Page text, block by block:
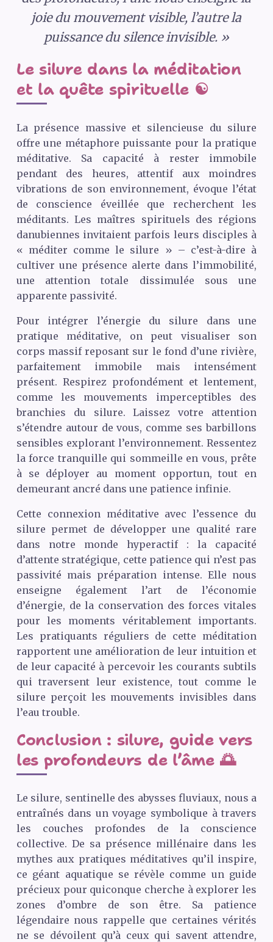
joie du mouvement visible, l’autre la
puissance du silence invisible. »
Le silure dans la méditation
et la quête spirituelle ☯️
La présence massive et silencieuse du silure
offre une métaphore puissante pour la pratique
méditative. Sa capacité à rester immobile
pendant des heures, attentif aux moindres
vibrations de son environnement, évoque l’état
de conscience éveillée que recherchent les
méditants. Les maîtres spirituels des régions
danubiennes invitaient parfois leurs disciples à
« méditer comme le silure » – c’est-à-dire à
cultiver une présence alerte dans l’immobilité,
une attention totale dissimulée sous une
apparente passivité.
Pour intégrer l’énergie du silure dans une
pratique méditative, on peut visualiser son
corps massif reposant sur le fond d’une rivière,
parfaitement immobile mais intensément
présent. Respirez profondément et lentement,
comme les mouvements imperceptibles des
branchies du silure. Laissez votre attention
s’étendre autour de vous, comme ses barbillons
sensibles explorant l’environnement. Ressentez
la force tranquille qui sommeille en vous, prête
à se déployer au moment opportun, tout en
demeurant ancré dans une patience infinie.
Cette connexion méditative avec l’essence du
silure permet de développer une qualité rare
dans notre monde hyperactif : la capacité
d’attente stratégique, cette patience qui n’est pas
passivité mais préparation intense. Elle nous
enseigne également l’art de l’économie
d’énergie, de la conservation des forces vitales
pour les moments véritablement importants.
Les pratiquants réguliers de cette méditation
rapportent une amélioration de leur intuition et
de leur capacité à percevoir les courants subtils
qui traversent leur existence, tout comme le
silure perçoit les mouvements invisibles dans
l’eau trouble.
Conclusion : silure, guide vers
les profondeurs de l’âme 🌅
Le silure, sentinelle des abysses fluviaux, nous a
entraînés dans un voyage symbolique à travers
les couches profondes de la conscience
collective. De sa présence millénaire dans les
mythes aux pratiques méditatives qu’il inspire,
ce géant aquatique se révèle comme un guide
précieux pour quiconque cherche à explorer les
zones d’ombre de son être. Sa patience
légendaire nous rappelle que certaines vérités
ne se dévoilent qu’à ceux qui savent attendre,